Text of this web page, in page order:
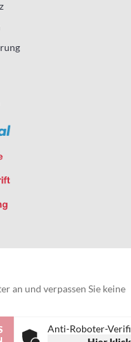
an und verpassen Sie keine
Anti-Roboter-